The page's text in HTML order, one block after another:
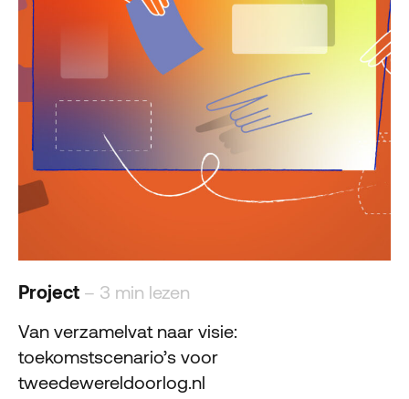
Project – 3 min lezen
Van verzamelvat naar visie:
toekomstscenario’s voor
tweedewereldoorlog.nl